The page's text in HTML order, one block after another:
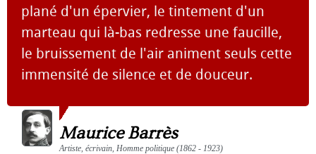
plané d'un épervier, le tintement d'un
marteau qui là-bas redresse une faucille,
le bruissement de l'air animent seuls cette
immensité de silence et de douceur.
Maurice Barrès
Artiste, écrivain, Homme politique (1862 - 1923)